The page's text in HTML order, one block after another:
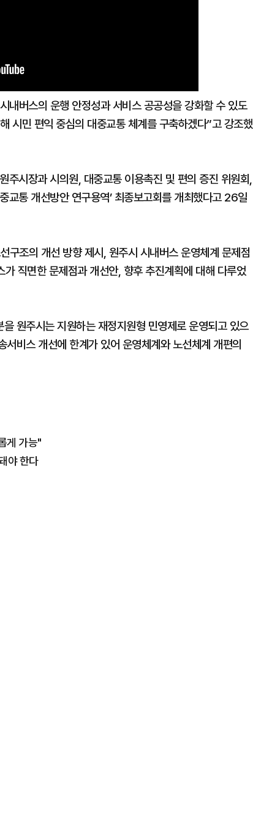
내버스의 운행 안정성과 서비스 공공성을 강화할 수 있도
시민 편익 중심의 대중교통 체계를 구축하겠다”고 강조했
주시장과 시의원, 대중교통 이용촉진 및 편의 증진 위원회,
교통 개선방안 연구용역’ 최종보고회를 개최했다고 26일
구조의 개선 방향 제시, 원주시 시내버스 운영체계 문제점
직면한 문제점과 개선안, 향후 추진계획에 대해 다루었
원주시는 지원하는 재정지원형 민영제로 운영되고 있으
비스 개선에 한계가 있어 운영체계와 노선체계 개편의
게 가능"
야 한다